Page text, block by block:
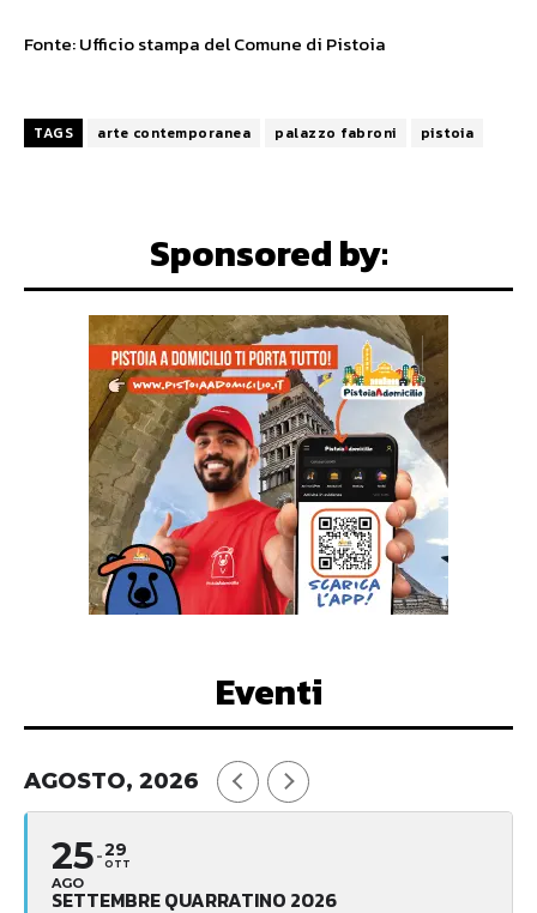
Fonte: Ufficio stampa del Comune di Pistoia
TAGS arte contemporanea palazzo fabroni pistoia
Sponsored by:
Eventi
AGOSTO, 2026
25
AGO
29
OTT
SETTEMBRE QUARRATINO 2026